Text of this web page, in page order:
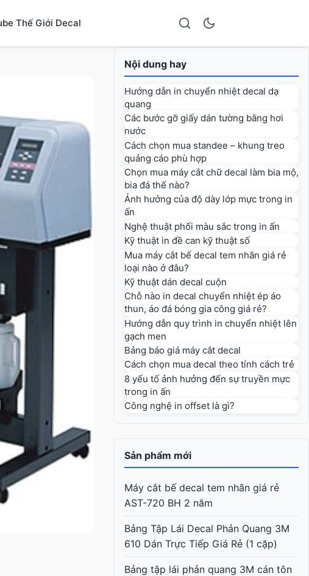
Thế Giới Decal
Nội dung hay
Hướng dẫn in chuyển nhiệt decal dạ
quang
Các bước gỡ giấy dán tường bằng hơi
nước
Cách chọn mua standee – khung treo
quảng cáo phù hợp
Chọn mua máy cắt chữ decal làm bia mộ,
bia đá thế nào?
Ảnh hưởng của độ dày lớp mực trong in
ấn
Nghệ thuật phối màu sắc trong in ấn
Kỹ thuật in đề can kỹ thuật số
Mua máy cắt bế decal tem nhãn giá rẻ
loại nào ở đâu?
Kỹ thuật dán decal cuộn
Chỗ nào in decal chuyển nhiệt ép áo
thun, áo đá bóng gia công giá rẻ?
Hướng dẫn quy trình in chuyển nhiệt lên
gạch men
Bảng báo giá máy cắt decal
Cách chọn mua decal theo tính cách trẻ
8 yếu tố ảnh hưởng đến sự truyền mực
trong in ấn
Công nghệ in offset là gì?
Sản phẩm mới
Máy cắt bế decal tem nhãn giá rẻ
AST-720 BH 2 năm
Bảng Tập Lái Decal Phản Quang 3M
610 Dán Trực Tiếp Giá Rẻ (1 cặp)
Bảng tập lái phản quang 3M cán tôn